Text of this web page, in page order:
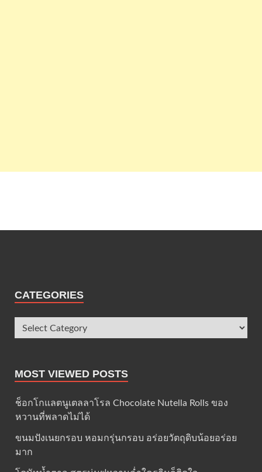
CATEGORIES
MOST VIEWED POSTS
ช็อกโกแลตนูเตลลาโรล Chocolate Nutella Rolls ของ
หวานที่พลาดไม่ได้
ขนมปังเนยกรอบ หอมกรุ่นกรอบ อร่อยวัตถุดิบน้อยอร่อย
มาก